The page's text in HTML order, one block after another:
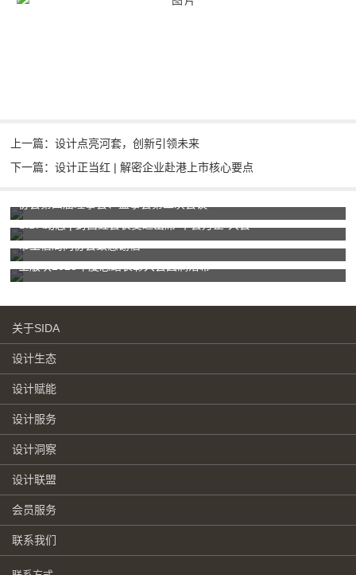
上一篇：设计点亮河套，创新引领未来
下一篇：设计正当红 | 解密企业赴港上市核心要点
关于SIDA
设计生态
设计赋能
设计服务
设计洞察
设计联盟
会员服务
联系我们